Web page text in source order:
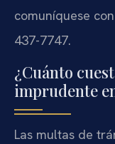
comuníquese
437-7747.
¿Cuánto
imprudente
Las multas de